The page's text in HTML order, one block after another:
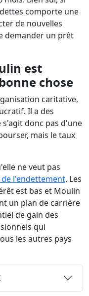
comporte une
de nouvelles
demander un prêt
est
chose
caritative,
Il a des
donc pas d'une
mais le taux
ne veut pas
de l'endettement. Les
est bas et Moulin
un plan de carrière
de gain des
qui
les autres pays